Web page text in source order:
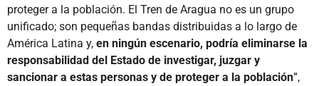
proteger a la población. El Tren de Aragua no es un grupo
unificado; son pequeñas bandas distribuidas a lo largo de
América Latina y, en ningún escenario, podría eliminarse la
responsabilidad del Estado de investigar, juzgar y
sancionar a estas personas y de proteger a la población”,